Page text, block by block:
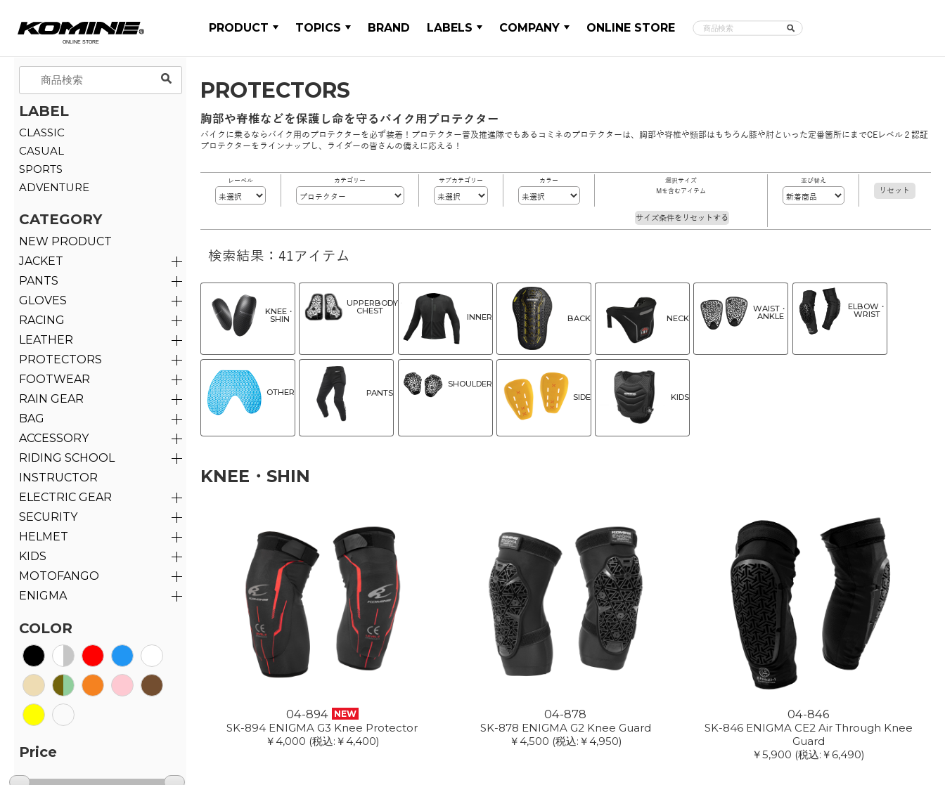
PRODUCT TOPICS BRAND LABELS COMPANY ONLINE STORE
LABEL
CLASSIC
CASUAL
SPORTS
ADVENTURE
CATEGORY
NEW PRODUCT
JACKET
PANTS
GLOVES
RACING
LEATHER
PROTECTORS
FOOTWEAR
RAIN GEAR
BAG
ACCESSORY
RIDING SCHOOL
INSTRUCTOR
ELECTRIC GEAR
SECURITY
HELMET
KIDS
MOTOFANGO
ENIGMA
COLOR
Price
PROTECTORS
胸部や脊椎などを保護し命を守るバイク用プロテクター
バイクに乗るならバイク用のプロテクターを必ず装着！プロテクター普及推進隊でもあるコミネのプロテクターは、胸部や脊椎や頸部はもちろん膝や肘といった定番箇所にまでCEレベル２認証
プロテクターをラインナップし、ライダーの皆さんの備えに応える！
レーベル カテゴリー サブカテゴリー カラー
選択サイズ
Mを含むアイテム
サイズ条件をリセットする
並び替え
リセット
検索結果：41アイテム
KNEE・
SHIN
UPPERBODY・
CHEST
INNER BACK NECK
WAIST・
ANKLE
ELBOW・
WRIST
OTHER PANTS
SHOULDER
SIDE
KIDS
KNEE・SHIN
04-894 NEW
SK-894 ENIGMA G3 Knee Protector
￥4,000 (税込:￥4,400)
04-878
SK-878 ENIGMA G2 Knee Guard
￥4,500 (税込:￥4,950)
04-846
SK-846 ENIGMA CE2 Air Through Knee
Guard
￥5,900 (税込:￥6,490)